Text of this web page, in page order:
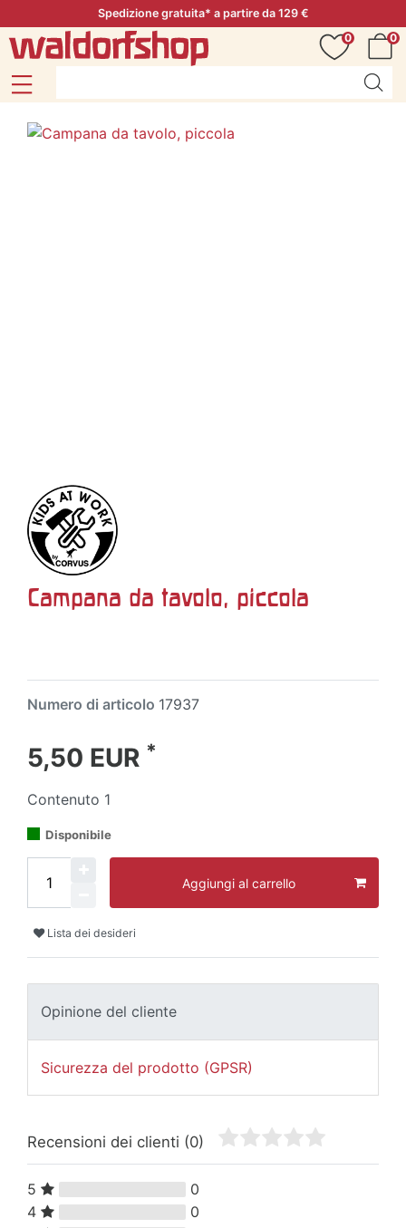
Spedizione gratuita* a partire da 129 €
0
0
Campana da tavolo, piccola
Numero di articolo 17937
5,50 EUR *
Contenuto 1
Disponibile
Aggiungi al carrello
Lista dei desideri
Opinione del cliente
Sicurezza del prodotto (GPSR)
Recensioni dei clienti (0)
5
0
4
0